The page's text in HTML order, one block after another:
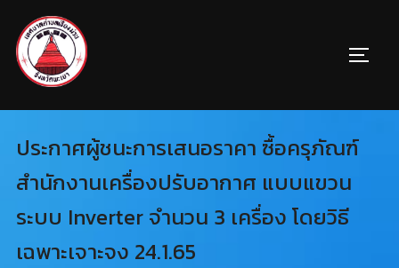
ประกาศผู้ชนะการเสนอราคา ซื้อครุภัณฑ์
สำนักงานเครื่องปรับอากาศ แบบแขวน
ระบบ Inverter จำนวน 3 เครื่อง โดยวิธี
เฉพาะเจาะจง 24.1.65